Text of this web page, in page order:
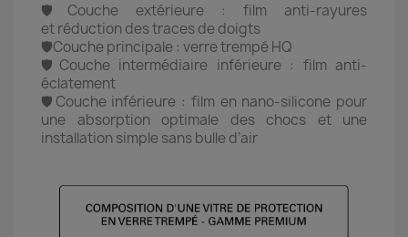
🛡️Couche extérieure : film anti-rayures
et réduction des traces de doigts
🛡️Couche principale : verre trempé HQ
🛡️Couche intermédiaire inférieure : film anti-
éclatement
🛡️Couche inférieure : film en nano-silicone pour
une absorption optimale des chocs et une
installation simple sans bulle d’air